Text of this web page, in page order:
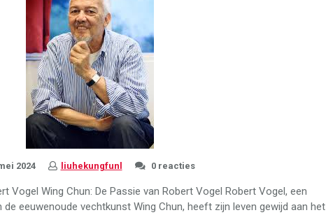
2024 liuhekungfunl 0 reacties
Vogel Wing Chun: De Passie van Robert Vogel Robert Vogel, een
eeuwenoude vechtkunst Wing Chun, heeft zijn leven gewijd aan het